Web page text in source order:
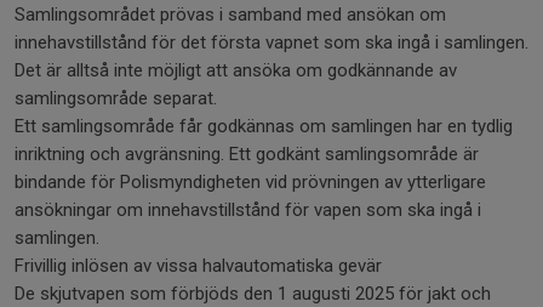
Samlingsområdet prövas i samband med ansökan om
innehavstillstånd för det första vapnet som ska ingå i samlingen.
Det är alltså inte möjligt att ansöka om godkännande av
samlingsområde separat.
Ett samlingsområde får godkännas om samlingen har en tydlig
inriktning och avgränsning. Ett godkänt samlingsområde är
bindande för Polismyndigheten vid prövningen av ytterligare
ansökningar om innehavstillstånd för vapen som ska ingå i
samlingen.
Frivillig inlösen av vissa halvautomatiska gevär
De skjutvapen som förbjöds den 1 augusti 2025 för jakt och